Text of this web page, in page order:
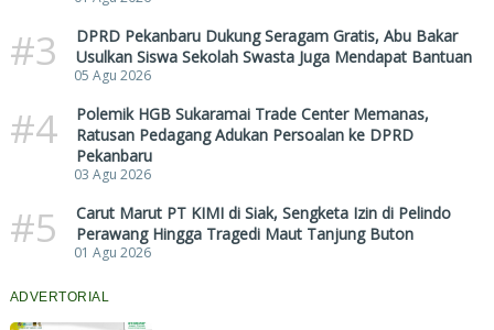
#3
DPRD Pekanbaru Dukung Seragam Gratis, Abu Bakar
Usulkan Siswa Sekolah Swasta Juga Mendapat Bantuan
05 Agu 2026
#4
Polemik HGB Sukaramai Trade Center Memanas,
Ratusan Pedagang Adukan Persoalan ke DPRD
Pekanbaru
03 Agu 2026
#5
Carut Marut PT KIMI di Siak, Sengketa Izin di Pelindo
Perawang Hingga Tragedi Maut Tanjung Buton
01 Agu 2026
ADVERTORIAL